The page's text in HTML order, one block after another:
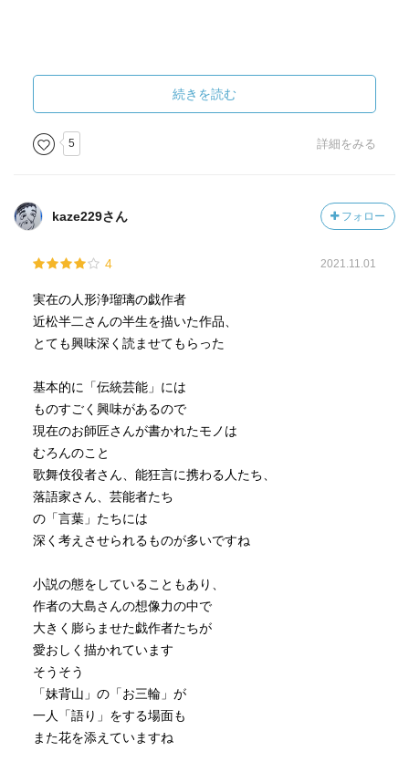
続きを読む
5 詳細をみる
kaze229さん フォロー
4 2021.11.01
実在の人形浄瑠璃の戯作者
近松半二さんの半生を描いた作品、
とても興味深く読ませてもらった
基本的に「伝統芸能」には
ものすごく興味があるので
現在のお師匠さんが書かれたモノは
むろんのこと
歌舞伎役者さん、能狂言に携わる人たち、
落語家さん、芸能者たち
の「言葉」たちには
深く考えさせられるものが多いですね
小説の態をしていることもあり、
作者の大島さんの想像力の中で
大きく膨らませた戯作者たちが
愛おしく描かれています
そうそう
「妹背山」の「お三輪」が
一人「語り」をする場面も
また花を添えていますね